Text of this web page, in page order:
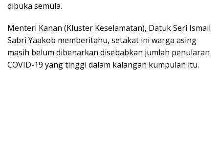
dibuka semula.
Menteri Kanan (Kluster Keselamatan), Datuk Seri Ismail
Sabri Yaakob memberitahu, setakat ini warga asing
masih belum dibenarkan disebabkan jumlah penularan
COVID-19 yang tinggi dalam kalangan kumpulan itu.